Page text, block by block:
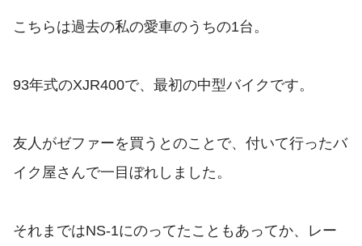
こちらは過去の私の愛車のうちの1台。
93年式のXJR400で、最初の中型バイクです。
友人がゼファーを買うとのことで、付いて行ったバ
イク屋さんで一目ぼれしました。
それまではNS-1にのってたこともあってか、レー